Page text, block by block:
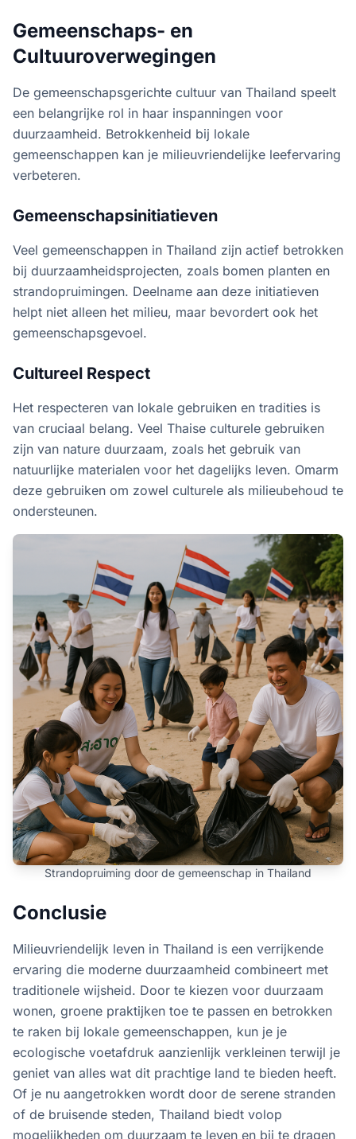
Gemeenschaps- en
Cultuuroverwegingen
De gemeenschapsgerichte cultuur van Thailand speelt
een belangrijke rol in haar inspanningen voor
duurzaamheid. Betrokkenheid bij lokale
gemeenschappen kan je milieuvriendelijke leefervaring
verbeteren.
Gemeenschapsinitiatieven
Veel gemeenschappen in Thailand zijn actief betrokken
bij duurzaamheidsprojecten, zoals bomen planten en
strandopruimingen. Deelname aan deze initiatieven
helpt niet alleen het milieu, maar bevordert ook het
gemeenschapsgevoel.
Cultureel Respect
Het respecteren van lokale gebruiken en tradities is
van cruciaal belang. Veel Thaise culturele gebruiken
zijn van nature duurzaam, zoals het gebruik van
natuurlijke materialen voor het dagelijks leven. Omarm
deze gebruiken om zowel culturele als milieubehoud te
ondersteunen.
Strandopruiming door de gemeenschap in Thailand
Conclusie
Milieuvriendelijk leven in Thailand is een verrijkende
ervaring die moderne duurzaamheid combineert met
traditionele wijsheid. Door te kiezen voor duurzaam
wonen, groene praktijken toe te passen en betrokken
te raken bij lokale gemeenschappen, kun je je
ecologische voetafdruk aanzienlijk verkleinen terwijl je
geniet van alles wat dit prachtige land te bieden heeft.
Of je nu aangetrokken wordt door de serene stranden
of de bruisende steden, Thailand biedt volop
mogelijkheden om duurzaam te leven en bij te dragen